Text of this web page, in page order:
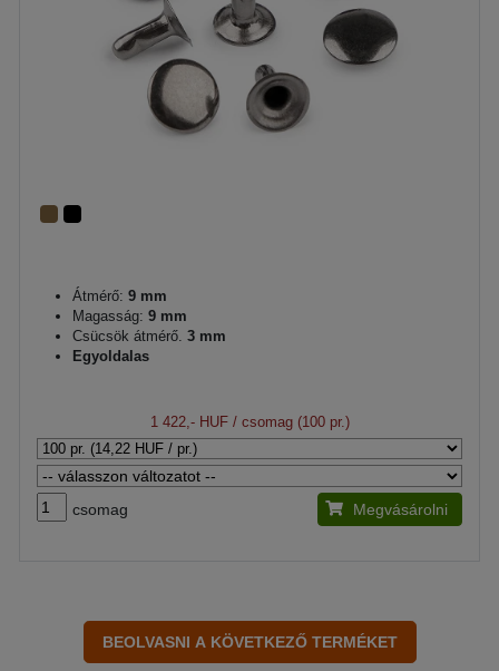
Átmérő: 9 mm
Magasság: 9 mm
Csücsök átmérő. 3 mm
Egyoldalas
1 422,- HUF/ csomag (100 pr.)
csomag Megvásárolni